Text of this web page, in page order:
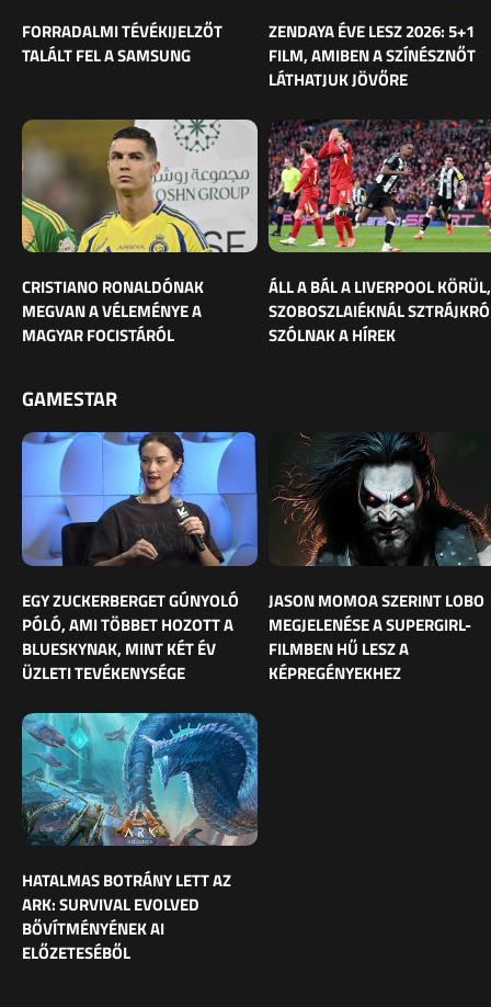
FORRADALMI TÉVÉKIJELZŐT
TALÁLT FEL A SAMSUNG
ZENDAYA ÉVE LESZ 2026: 5+1
FILM, AMIBEN A SZÍNÉSZNŐT
LÁTHATJUK JÖVŐRE
CRISTIANO RONALDÓNAK
MEGVAN A VÉLEMÉNYE A
MAGYAR FOCISTÁRÓL
ÁLL A BÁL A LIVERPOOL KÖRÜL,
SZOBOSZLAIÉKNÁL
SZÓLNAK A HÍREK
GAMESTAR
EGY ZUCKERBERGET GÚNYOLÓ
PÓLÓ, AMI TÖBBET HOZOTT A
BLUESKYNAK, MINT KÉT ÉV
ÜZLETI TEVÉKENYSÉGE
JASON MOMOA SZERINT LOBO
MEGJELENÉSE A SUPERGIRL-
FILMBEN HŰ LESZ A
KÉPREGÉNYEKHEZ
HATALMAS BOTRÁNY LETT AZ
ARK: SURVIVAL EVOLVED
BŐVÍTMÉNYÉNEK AI
ELŐZETESÉBŐL